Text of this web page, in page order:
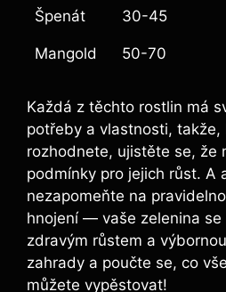
Špenát 30-45
Mangold 50-70
Každá z těchto rostlin má
potřeby a vlastnosti, takže,
rozhodnete, ujistěte se, že
podmínky pro jejich růst. A
nezapomeňte na
hnojení — vaše zelenina
zdravým růstem a
zahrady a poučte se, co
můžete vypěstovat!